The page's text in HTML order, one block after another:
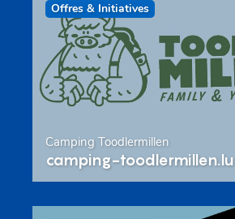
Offres & Initiatives
Camping Toodlermillen
camping-toodlermillen.lu